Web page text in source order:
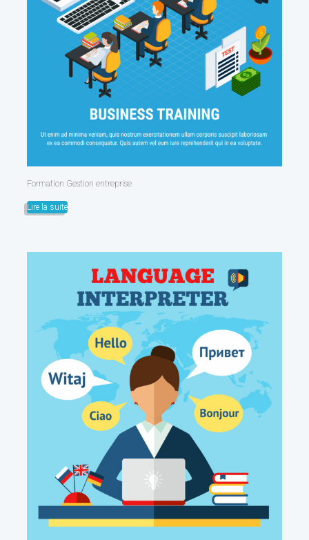
Formation Gestion entreprise
Lire la suite